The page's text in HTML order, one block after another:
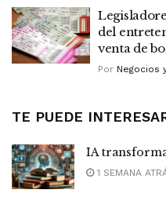
del
venta de
Por Negocios
TE PUEDE
IA
1 SEMANA